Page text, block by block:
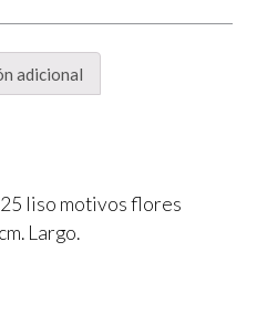
adicional
liso motivos flores
Largo.